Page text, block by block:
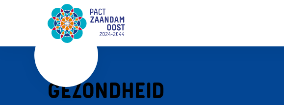
GEZONDHEID